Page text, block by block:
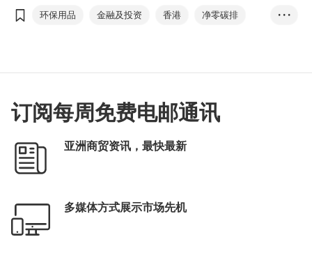
示，中小企在减碳过程中面对不少挑战，包括需要配合自身的商业
模式(business model)去开展减碳工作，建议中小企可以在资金和
环保用品 金融及投资 香港
净零碳排
T-box升级转型计划
T-box
• • •
订阅每周免费电邮通讯
亚洲商贸资讯，最快最新
多媒体方式展示市场先机